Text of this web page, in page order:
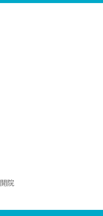
院